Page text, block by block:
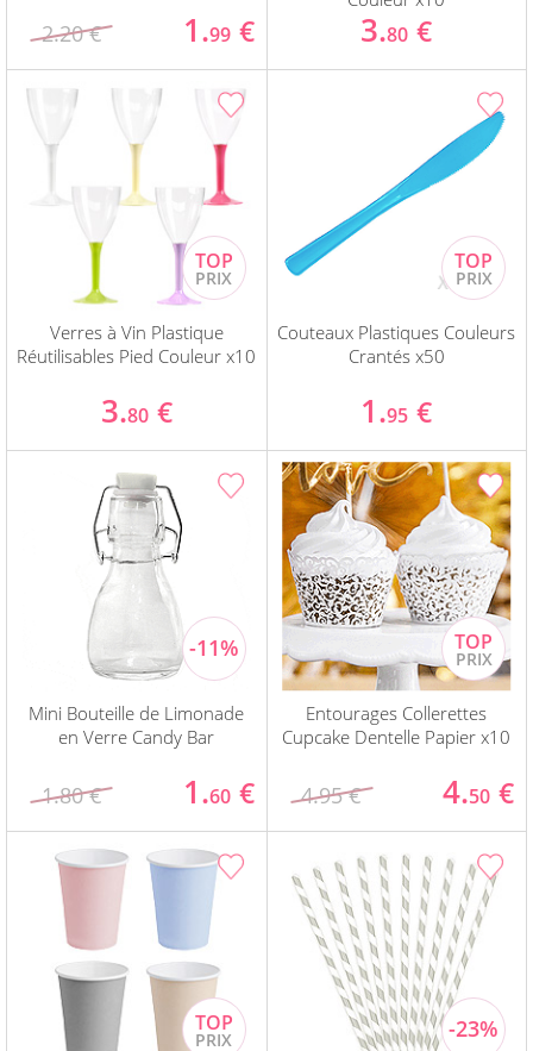
2.20 € 1.99 € 3.80 €
Verres à Vin Plastique
Réutilisables Pied Couleur x10
3.80 €
Couteaux Plastiques Couleurs
Crantés x50
1.95 €
Mini Bouteille de Limonade
en Verre Candy Bar
1.80 € 1.60 €
Entourages Collerettes
Cupcake Dentelle Papier x10
4.95 € 4.50 €